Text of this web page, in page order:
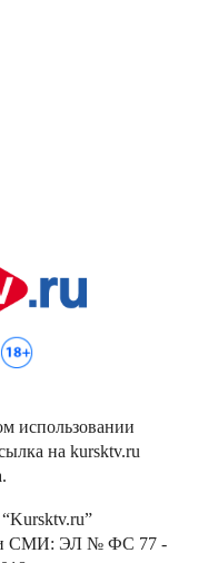
использовании
на kursktv.ru
СМИ: ЭЛ № ФС 77 -